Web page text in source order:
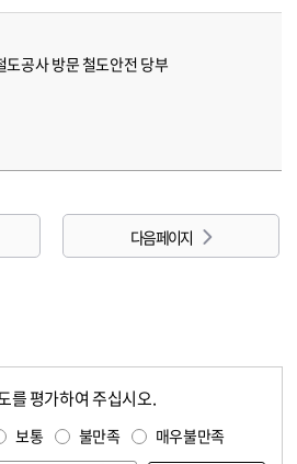
도공사 방문 철도안전 당부
다음 페이지
를 평가하여 주십시오.
보통 불만족 매우불만족